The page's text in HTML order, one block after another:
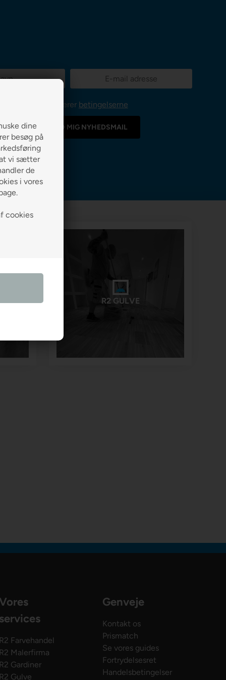
dine
besøg på
vi sætter
de
i vores
cookies
Jeg accepterer betingelserne
R2 GULVE
Farvehandel
Malerfirma
Gardiner
Gulve
Genveje
Kontakt os
Prismatch
Se vores guides
Fortrydelsesret
Handelsbetingelser